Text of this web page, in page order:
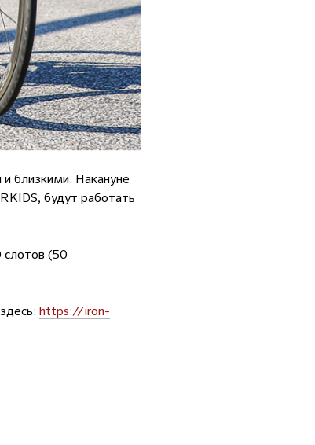
близкими. Накануне
будут работать
слотов (50
https://iron-